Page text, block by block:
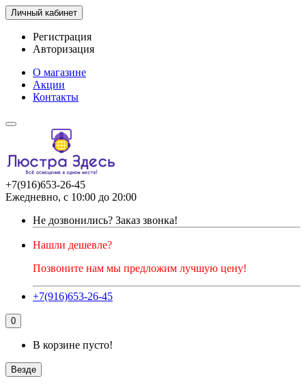
Личный кабинет
Регистрация
Авторизация
О магазине
Акции
Контакты
+7(916)653-26-45
Ежедневно, с 10:00 до 20:00
Не дозвонились? Заказ звонка!
Нашли дешевле?
Позвоните нам мы предложим лучшую цену!
+7(916)653-26-45
0
В корзине пусто!
Везде